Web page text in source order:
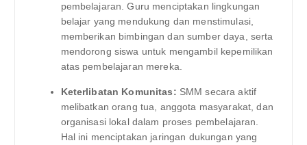
pembelajaran. Guru menciptakan lingkungan
belajar yang mendukung dan menstimulasi,
memberikan bimbingan dan sumber daya, serta
mendorong siswa untuk mengambil kepemilikan
atas pembelajaran mereka.
Keterlibatan Komunitas: SMM secara aktif
melibatkan orang tua, anggota masyarakat, dan
organisasi lokal dalam proses pembelajaran.
Hal ini menciptakan jaringan dukungan yang